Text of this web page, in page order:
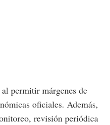
permitir márgenes de
oficiales. Además,
revisión periódica